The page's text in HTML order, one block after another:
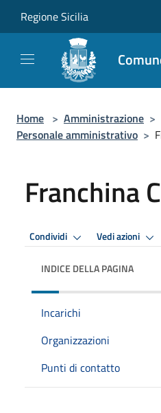
Regione Sicilia
Home > Amministrazione >
Personale amministrativo >
Franchina
Condividi Vedi azioni
INDICE DELLA PAGINA
Incarichi
Organizzazioni
Punti di contatto